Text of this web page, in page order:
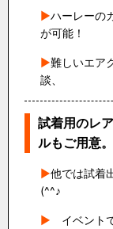
ハーレーの
が可能！
難しいエア
談、
試着用のレ
ルもご用意。
他では試着
(^^♪
イベント